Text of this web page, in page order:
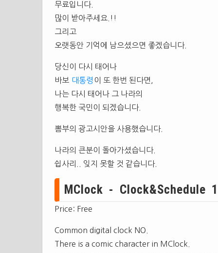
무료입니다.
많이 받아주세요.!!
그리고
오랫동안 기억에 남으셨으면 좋겠습니다.
당신이 다시 태어나
바보 대통령 이 또 한번 된다면,
나는 다시 태어나 그 나라의
행복한 국민이 되겠습니다.
뽐부의 광고시안을 사용했습니다.
나라의 큰분이 돌아가셨습니다.
쉽사리.. 잊지 못할 것 같습니다.
MClock - Clock&Schedule
Price: Free
Common digital clock NO.
There is a comic character in MClock.